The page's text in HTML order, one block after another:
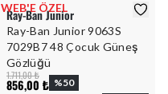
WEB'E ÖZEL
Ray-Ban Junior
Ray-Ban Junior 9063S
7029B7 48 Çocuk Güneş
Gözlüğü
1.711,00 ₺
856,00 ₺ %50